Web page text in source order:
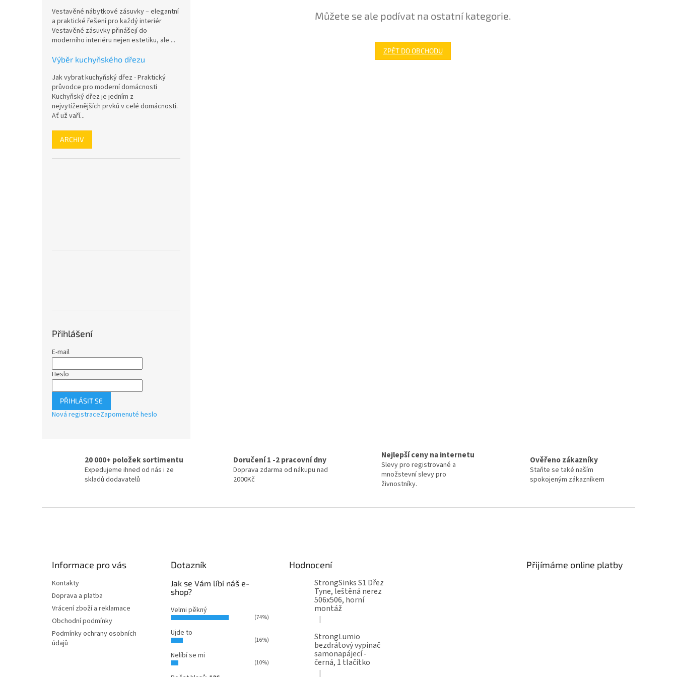
Vestavěné nábytkové zásuvky – elegantní
a praktické řešení pro každý interiér
Vestavěné zásuvky přinášejí do
moderního interiéru nejen estetiku, ale ...
Výběr kuchyňského dřezu
Jak vybrat kuchyňský dřez - Praktický
průvodce pro moderní domácnosti
Kuchyňský dřez je jedním z
nejvytíženějších prvků v celé domácnosti.
Ať už vaří...
ARCHIV
Přihlášení
E-mail
Heslo
PŘIHLÁSIT SE
Nová registraceZapomenuté heslo
Můžete se ale podívat na ostatní kategorie.
ZPĚT DO OBCHODU
20 000+ položek sortimentu
Expedujeme ihned od nás i ze
skladů dodavatelů
Doručení 1 -2 pracovní dny
Doprava zdarma od nákupu nad
2000Kč
Nejlepší ceny na internetu
Slevy pro registrované a
množstevní slevy pro
živnostníky.
Ověřeno zákazníky
Staňte se také naším
spokojeným zákazníkem
Informace pro vás
Kontakty
Doprava a platba
Vrácení zboží a reklamace
Obchodní podmínky
Podmínky ochrany osobních
údajů
Dotazník
Jak se Vám líbí náš e-
shop?
Velmi pěkný
(74%)
Ujde to
(16%)
Nelíbí se mi
(10%)
Hodnocení
StrongSinks S1 Dřez
Tyne, leštěná nerez
506x506, horní
montáž
Hodnocení produktu je 5 z 5 hvězdiček.
|
StrongLumio
bezdrátový vypínač
samonapájecí -
černá, 1 tlačítko
|
Přijímáme online platby